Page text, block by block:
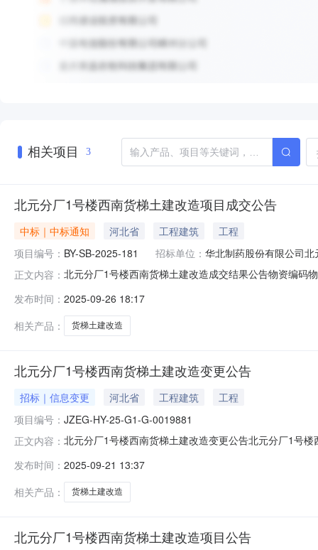
相关项目 3
北元分厂1号楼西南货梯土建改造项目成交公告
中标｜中标通知 河北省 工程建筑
工程
项目编号： BY-SB-2025-181 招标单位： 华北制药股份有限公司北
正文内容： 北元分厂1号楼西南货梯土建改造成交结果公告物资编码
发布时间： 2025-09-26 18:17
相关产品：
货梯土建改造
北元分厂1号楼西南货梯土建改造变更公告
招标｜信息变更 河北省 工程建筑
工程
项目编号： JZEG-HY-25-G1-G-0019881
正文内容： 北元分厂1号楼西南货梯土建改造变更公告北元分厂1号
日项目要求：1.保证金金额：0元2.商务条款：3.技术条款
发布时间： 2025-09-21 13:37
相关产品：
货梯土建改造
北元分厂1号楼西南货梯土建改造项目公告